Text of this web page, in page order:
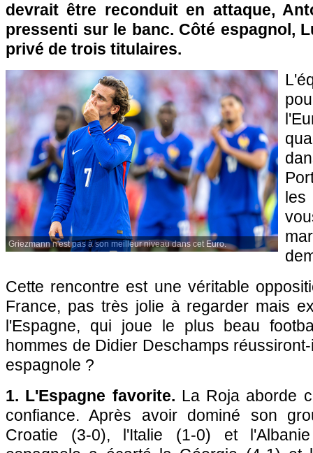
devrait être reconduit en attaque,
pressenti sur le banc. Côté espagnol,
privé de trois titulaires.
Griezmann n'est pas à son meilleur niveau dans cet Euro.
Cette rencontre est une véritable
France, pas très jolie à regarder mais
l'Espagne, qui joue le plus beau
hommes de Didier Deschamps
espagnole ?
1. L'Espagne favorite. La Roja aborde
confiance. Après avoir dominé son
Croatie (3-0), l'Italie (1-0) et